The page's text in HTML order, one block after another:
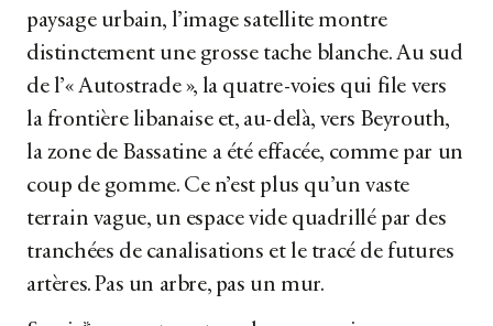
paysage urbain, l’image satellite montre
distinctement une grosse tache blanche. Au sud
de l’« Autostrade », la quatre-voies qui file vers
la frontière libanaise et, au-delà, vers Beyrouth,
la zone de Bassatine a été effacée, comme par un
coup de gomme. Ce n’est plus qu’un vaste
terrain vague, un espace vide quadrillé par des
tranchées de canalisations et le tracé de futures
artères. Pas un arbre, pas un mur.